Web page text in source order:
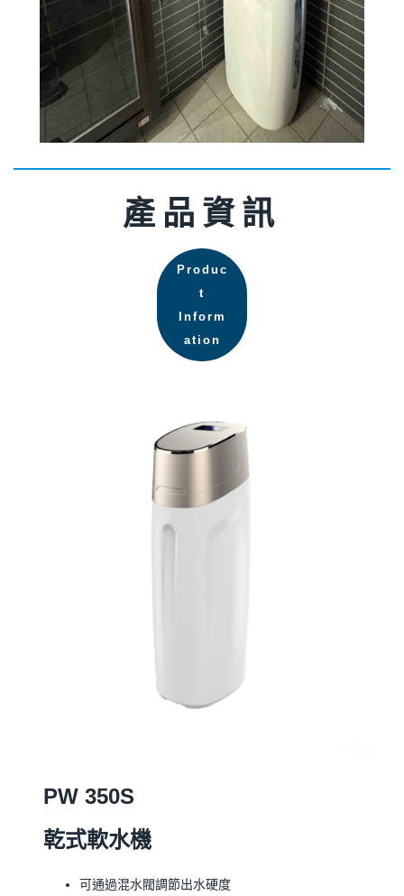
產品資訊
Produc
t
Inform
ation
PW 350S
乾式軟水機
可通過混水閥調節出水硬度